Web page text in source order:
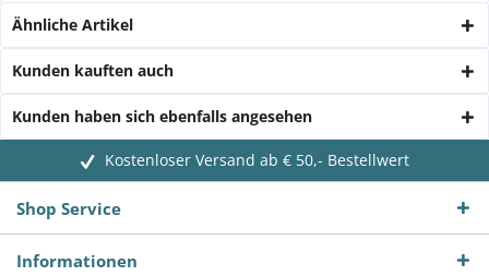
Ähnliche Artikel
Kunden kauften auch
Kunden haben sich ebenfalls angesehen
Kostenloser Versand ab € 50,- Bestellwert
Shop Service
Informationen